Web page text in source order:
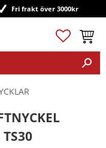
Fri frakt över 3000kr
Favoriter